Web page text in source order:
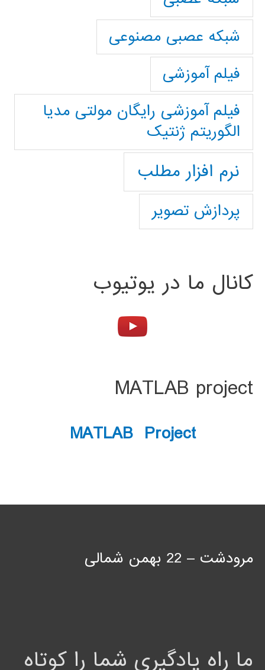
شبکه عصبی مصنوعی
فیلم آموزشی
فیلم آموزشی رایگان مولتی مدیا
الگوریتم ژنتیک
نرم افزار مطلب
پردازش تصویر
کانال ما در یوتیوب
MATLAB project
MATLAB Project
مرودشت – 22 بهمن شمالی
ما راه یادگیری شما را کوتاه